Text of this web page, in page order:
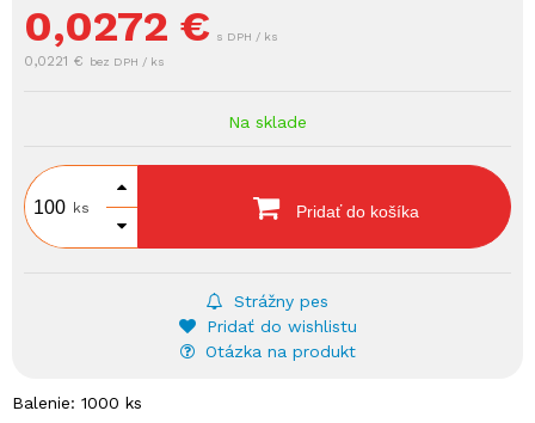
0,0272 € s DPH / ks
0,0221 € bez DPH / ks
Na sklade
ks Pridať do košíka
Strážny pes
Pridať do wishlistu
Otázka na produkt
Balenie: 1000 ks